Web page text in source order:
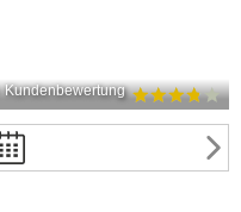
Kundenbewertung